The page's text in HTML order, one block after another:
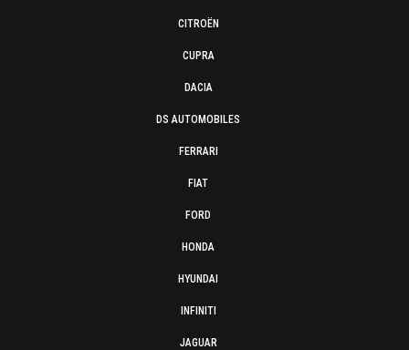
CITROËN
CUPRA
DACIA
DS AUTOMOBILES
FERRARI
FIAT
FORD
HONDA
HYUNDAI
INFINITI
JAGUAR